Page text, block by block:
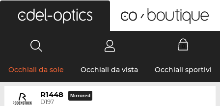
Occhiali da sole Occhiali da vista Occhiali sportivi
R1448
D197
Mirrored